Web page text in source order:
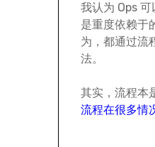
我认为 Ops
是重度依赖于
为，都通过流
法。
其实，流程本
流程在很多情